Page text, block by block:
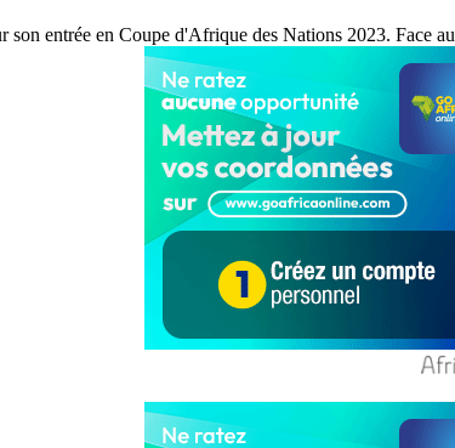
entrée en Coupe d'Afrique des Nations 2023. Face au